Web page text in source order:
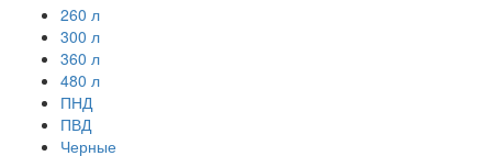
260 л
300 л
360 л
480 л
ПНД
ПВД
Черные